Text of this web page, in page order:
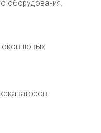
оборудования.